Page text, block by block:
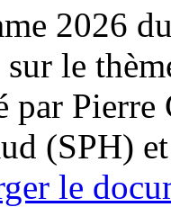
2026
le
par
(SPH)
le